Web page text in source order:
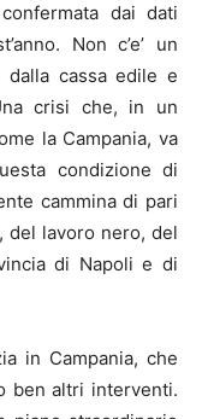
dai dati
Non c’e’ un
dalla cassa edile e
crisi che, in un
la Campania, va
condizione di
cammina di pari
del lavoro nero, del
di Napoli e di
in Campania, che
ben altri interventi.